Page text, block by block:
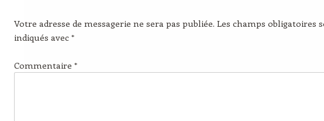
Votre adresse de messagerie ne sera pas publiée. Les champs obligatoires
indiqués avec *
Commentaire *